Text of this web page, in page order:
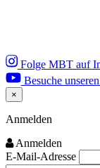
Folge MBT auf
Besuche
×
Close
Anmelden
Anmelden
E-Mail-Adresse